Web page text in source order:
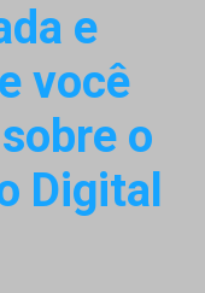
e
você
o
Digital